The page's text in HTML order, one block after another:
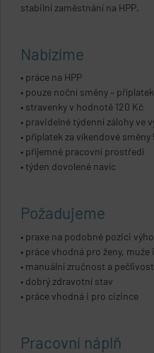
stabilní zaměstnání na HPP.
Nabízíme
• práce na HPP
• pouze noční směny –
• stravenky v hodnotě 120 Kč
• pravidelné týdenní zálohy ve
• příplatek za víkendové směny
• příjemné pracovní prostředí
• týden dovolené navíc
Požadujeme
• praxe na podobné pozici
• práce vhodná pro ženy, muže
• manuální zručnost a pečlivost
• dobrý zdravotní stav
• práce vhodná i pro cizince
Pracovní náplň